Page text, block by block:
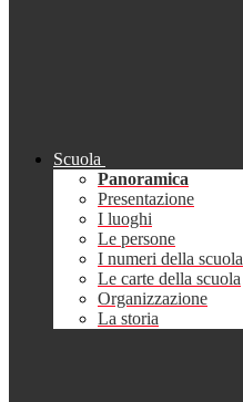
Scuola
Panoramica
Presentazione
I luoghi
Le persone
I numeri della scuola
Le carte della scuola
Organizzazione
La storia